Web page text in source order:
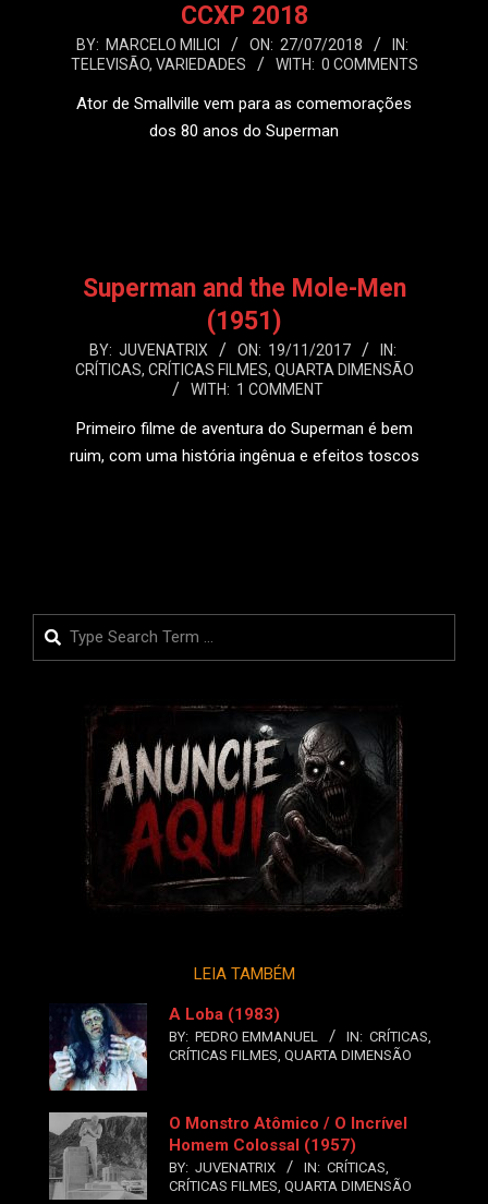
CCXP 2018
2018-
07-
27
BY: MARCELO MILICI ON: 27/07/2018
IN:
TELEVISÃO, VARIEDADES WITH: 0 COMMENTS
Ator de Smallville vem para as comemorações
dos 80 anos do Superman
Superman and the Mole-Men
(1951)
2017-
11-
BY: JUVENATRIX ON: 19/11/2017
IN:
CRÍTICAS, CRÍTICAS FILMES, QUARTA DIMENSÃO
WITH: 1 COMMENT
Primeiro filme de aventura do Superman é bem
ruim, com uma história ingênua e efeitos toscos
Search
LEIA TAMBÉM
A Loba (1983)
BY: PEDRO EMMANUEL IN: CRÍTICAS,
CRÍTICAS FILMES, QUARTA DIMENSÃO
O Monstro Atômico / O Incrível
Homem Colossal (1957)
BY: JUVENATRIX IN: CRÍTICAS,
CRÍTICAS FILMES, QUARTA DIMENSÃO